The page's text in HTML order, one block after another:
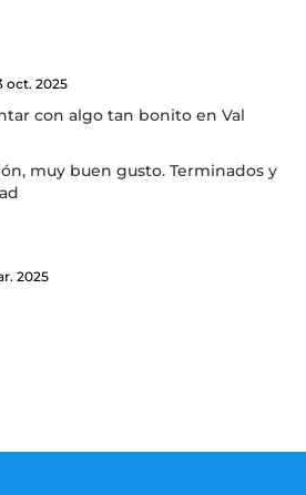
oct. 2025
con algo tan bonito en Val
muy buen gusto. Terminados y
2025